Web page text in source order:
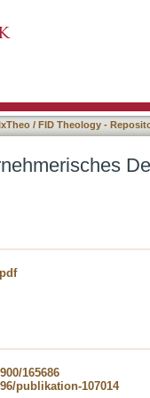
/ FID Theology -
165686
publikation-107014